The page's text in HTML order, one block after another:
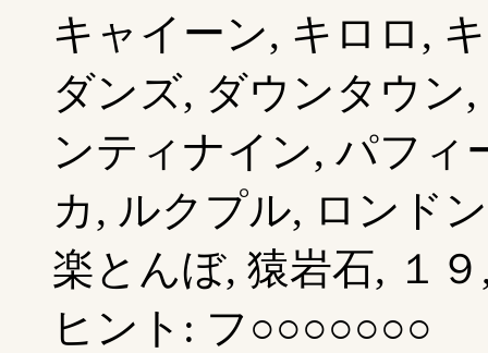
キャイーン, キロロ,
ダンズ, ダウンタウン
ンティナイン, パフィ
カ, ルクプル, ロンド
楽とんぼ, 猿岩石, １
ヒント: フ○○○○○○○